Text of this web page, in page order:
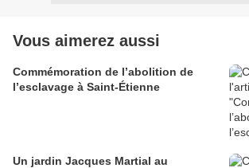
Vous aimerez aussi
Commémoration de l’abolition de
l’esclavage à Saint-Étienne
Un jardin Jacques Martial au